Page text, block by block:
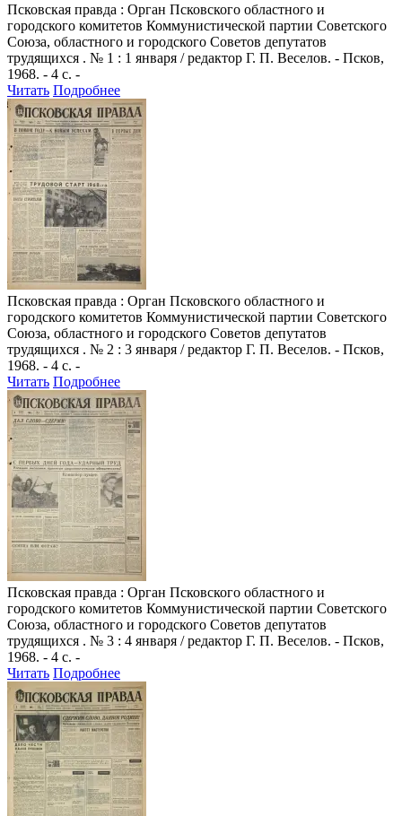
Псковская правда : Орган Псковского областного и
городского комитетов Коммунистической партии Советского
Союза, областного и городского Советов депутатов
трудящихся . № 1 : 1 января / редактор Г. П. Веселов. - Псков,
1968. - 4 с. -
Читать Подробнее
Псковская правда : Орган Псковского областного и
городского комитетов Коммунистической партии Советского
Союза, областного и городского Советов депутатов
трудящихся . № 2 : 3 января / редактор Г. П. Веселов. - Псков,
1968. - 4 с. -
Читать Подробнее
Псковская правда : Орган Псковского областного и
городского комитетов Коммунистической партии Советского
Союза, областного и городского Советов депутатов
трудящихся . № 3 : 4 января / редактор Г. П. Веселов. - Псков,
1968. - 4 с. -
Читать Подробнее